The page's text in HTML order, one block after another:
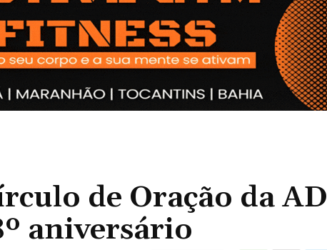
de Oração da AD
aniversário